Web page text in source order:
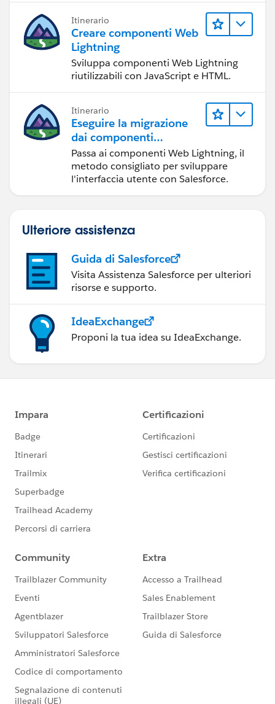
Itinerario
Creare componenti Web
Lightning
Sviluppa componenti Web Lightning
riutilizzabili con JavaScript e HTML.
Itinerario
Eseguire la migrazione
dai componenti
Visualforce ai
componenti Web
Lightning
Passa ai componenti Web Lightning, il
metodo consigliato per sviluppare
l'interfaccia utente con Salesforce.
Ulteriore assistenza
Guida di Salesforce
Visita Assistenza Salesforce per ulteriori
risorse e supporto.
IdeaExchange
Proponi la tua idea su IdeaExchange.